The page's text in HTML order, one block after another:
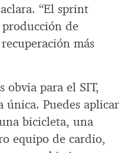
“El sprint
de
más
obvia para el SIT,
única. Puedes aplicar
bicicleta, una
equipo de cardio,